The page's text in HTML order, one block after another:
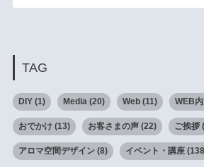
TAG
DIY(1) Media (20) Web(11) WEB
おでかけ(13) お客さまの声(22) ご挨拶
アロマ空間デザイン(8) イベント・講座